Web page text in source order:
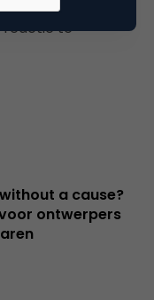
te
a cause?
ontwerpers